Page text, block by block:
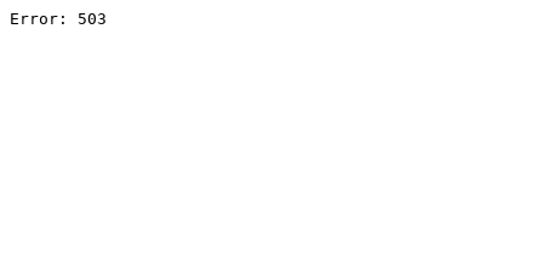
Error: 503